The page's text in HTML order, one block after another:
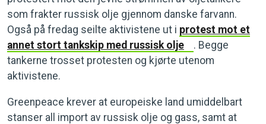
som frakter russisk olje gjennom danske farvann.
Også på fredag seilte aktivistene ut i protest mot et
annet stort tankskip med russisk olje
. Begge
tankerne trosset protesten og kjørte utenom
aktivistene.
Greenpeace krever at europeiske land umiddelbart
stanser all import av russisk olje og gass, samt at